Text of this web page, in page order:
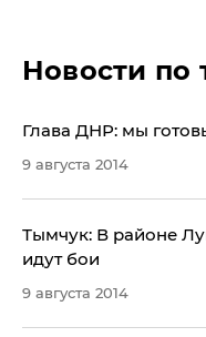
Новости по
Глава ДНР: мы
9 августа 2014
Тымчук: В районе
идут бои
9 августа 2014